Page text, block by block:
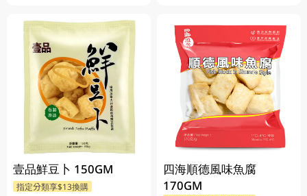
壹品鮮豆卜 150GM
指定分類享$13換購
四海順德風味魚腐
170GM